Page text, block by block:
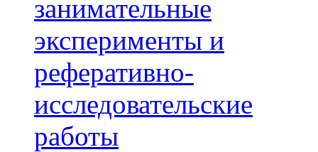
занимательные
эксперименты и
реферативно-
исследовательские
работы